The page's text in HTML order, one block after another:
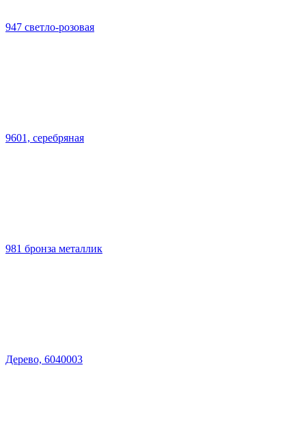
947 светло-розовая
9601, серебряная
981 бронза металлик
Дерево, 6040003